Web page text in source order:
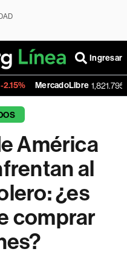
Ingresar
1,821.795 -0.14%
América
al
¿es
comprar